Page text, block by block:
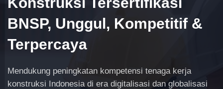
BNSP, Unggul, Kompetitif &
Terpercaya
Mendukung peningkatan kompetensi tenaga kerja
konstruksi Indonesia di era digitalisasi dan globalisasi